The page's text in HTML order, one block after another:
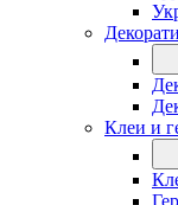
Клеи и